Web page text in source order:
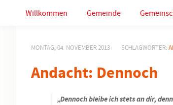
Willkommen Gemeinde
MONTAG, 04. NOVEMBER 2013 SCHLAGWÖRTER:
Andacht: Dennoch
„Dennoch bleibe ich stets an dir,